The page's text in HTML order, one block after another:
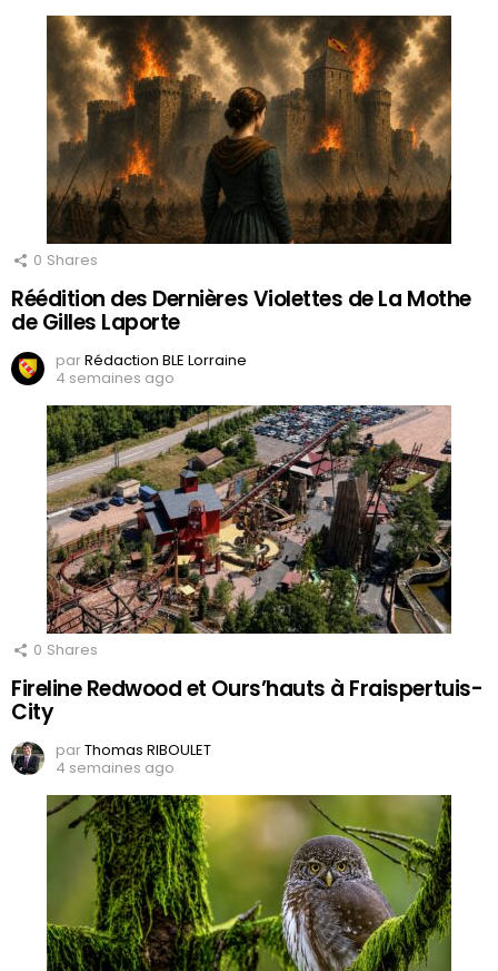
0 Shares
Réédition des Dernières Violettes de La Mothe
de Gilles Laporte
parRédaction BLE Lorraine
4 semaines ago
0 Shares
Fireline Redwood et Ours’hauts à Fraispertuis-
City
parThomas RIBOULET
4 semaines ago